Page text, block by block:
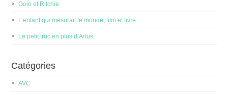
Golo et Ritchie
L’enfant qui mesurait le monde, film et livre
Le petit truc en plus d’Artus
Catégories
AVC